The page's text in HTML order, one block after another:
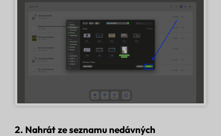
2. Nahrát ze seznamu nedávných